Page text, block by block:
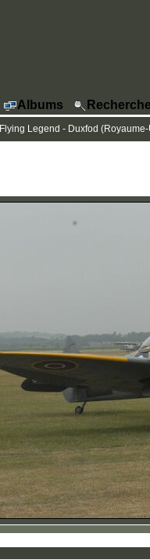
Albums
Legend - Duxfod